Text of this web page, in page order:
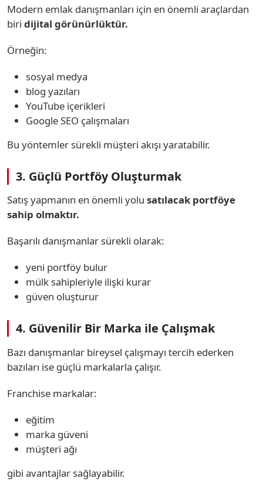
Modern emlak danışmanları için en önemli araçlardan
biri dijital görünürlüktür.
Örneğin:
sosyal medya
blog yazıları
YouTube içerikleri
Google SEO çalışmaları
Bu yöntemler sürekli müşteri akışı yaratabilir.
3. Güçlü Portföy Oluşturmak
Satış yapmanın en önemli yolu satılacak portföye
sahip olmaktır.
Başarılı danışmanlar sürekli olarak:
yeni portföy bulur
mülk sahipleriyle ilişki kurar
güven oluşturur
4. Güvenilir Bir Marka ile Çalışmak
Bazı danışmanlar bireysel çalışmayı tercih ederken
bazıları ise güçlü markalarla çalışır.
Franchise markalar:
eğitim
marka güveni
müşteri ağı
gibi avantajlar sağlayabilir.